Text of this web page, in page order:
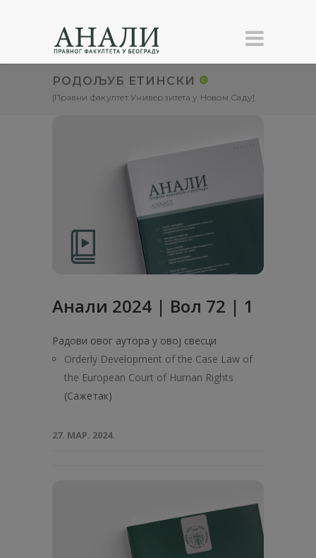
РОДОЉУБ ЕТИНСКИ
[Правни факултет Универзитета у Новом Саду]
Анали 2024 | Вол 72 | 1
Радови овог аутора у овој свесци
Orderly Development of the Case Law of
the European Court of Human Rights
(Сажетак)
27. МАР. 2024.